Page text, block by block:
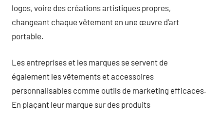
logos, voire des créations artistiques propres,
changeant chaque vêtement en une œuvre d’art
portable.
Les entreprises et les marques se servent de
également les vêtements et accessoires
personnalisables comme outils de marketing efficaces.
En plaçant leur marque sur des produits